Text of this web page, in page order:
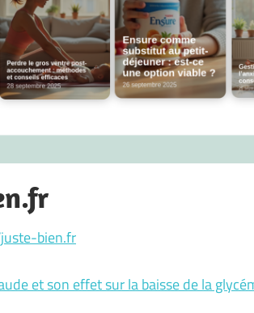
bien.fr
et son effet sur la baisse de la